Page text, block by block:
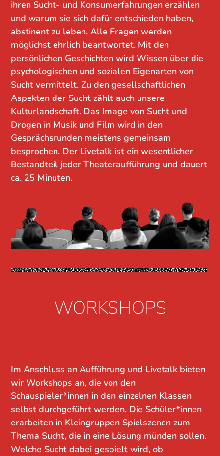
ihren Sucht- und Konsumerfahrungen erzählen
und warum sie sich dafür entschieden haben,
abstinent zu leben. Alle Fragen werden
möglichst ehrlich beantwortet. Mit den
persönlichen Geschichten wird Wissen über die
psychologischen und sozialen Eigenarten von
Sucht vermittelt. Zu den gesellschaftlichen
Aspekten der Sucht zählt auch unsere
Kulturlandschaft. Das Image von Sucht und
Drogen in Musik und Film wird in den
Gesprächsrunden meistens gemeinsam
besprochen. Der Livetalk ist ein wesentlicher
Bestandteil jeder Theateraufführung und dauert
ca. 25 Minuten.
WORKSHOPS
Im Anschluss an Aufführung und Livetalk bieten
wir Workshops an, die von den
Schauspieler*innen in den einzelnen Klassen
selbst durchgeführt werden. Die Schüler*innen
erarbeiten in Kleingruppen Spielszenen zum
Thema Sucht, die in eine Lösung münden sollen.
Welche Sucht dabei gespielt wird, ob